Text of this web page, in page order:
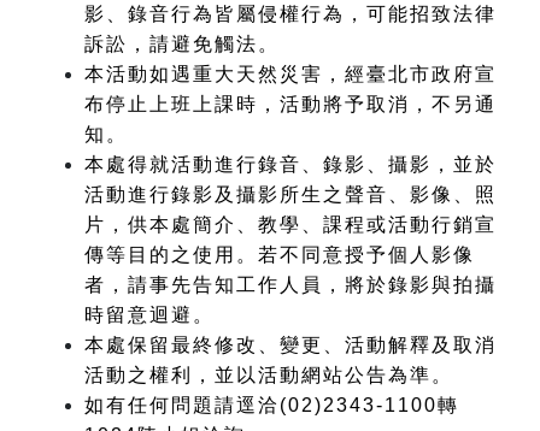
影、錄音行為皆屬侵權行為，可能招致法律
訴訟，請避免觸法。
本活動如遇重大天然災害，經臺北市政府宣
布停止上班上課時，活動將予取消，不另通
知。
本處得就活動進行錄音、錄影、攝影，並於
活動進行錄影及攝影所生之聲音、影像、照
片，供本處簡介、教學、課程或活動行銷宣
傳等目的之使用。若不同意授予個人影像
者，請事先告知工作人員，將於錄影與拍攝
時留意迴避。
本處保留最終修改、變更、活動解釋及取消
活動之權利，並以活動網站公告為準。
如有任何問題請逕洽(02)2343-1100轉